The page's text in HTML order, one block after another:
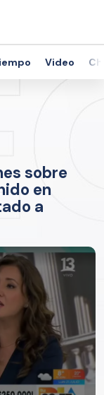
Video
sobre
en
a